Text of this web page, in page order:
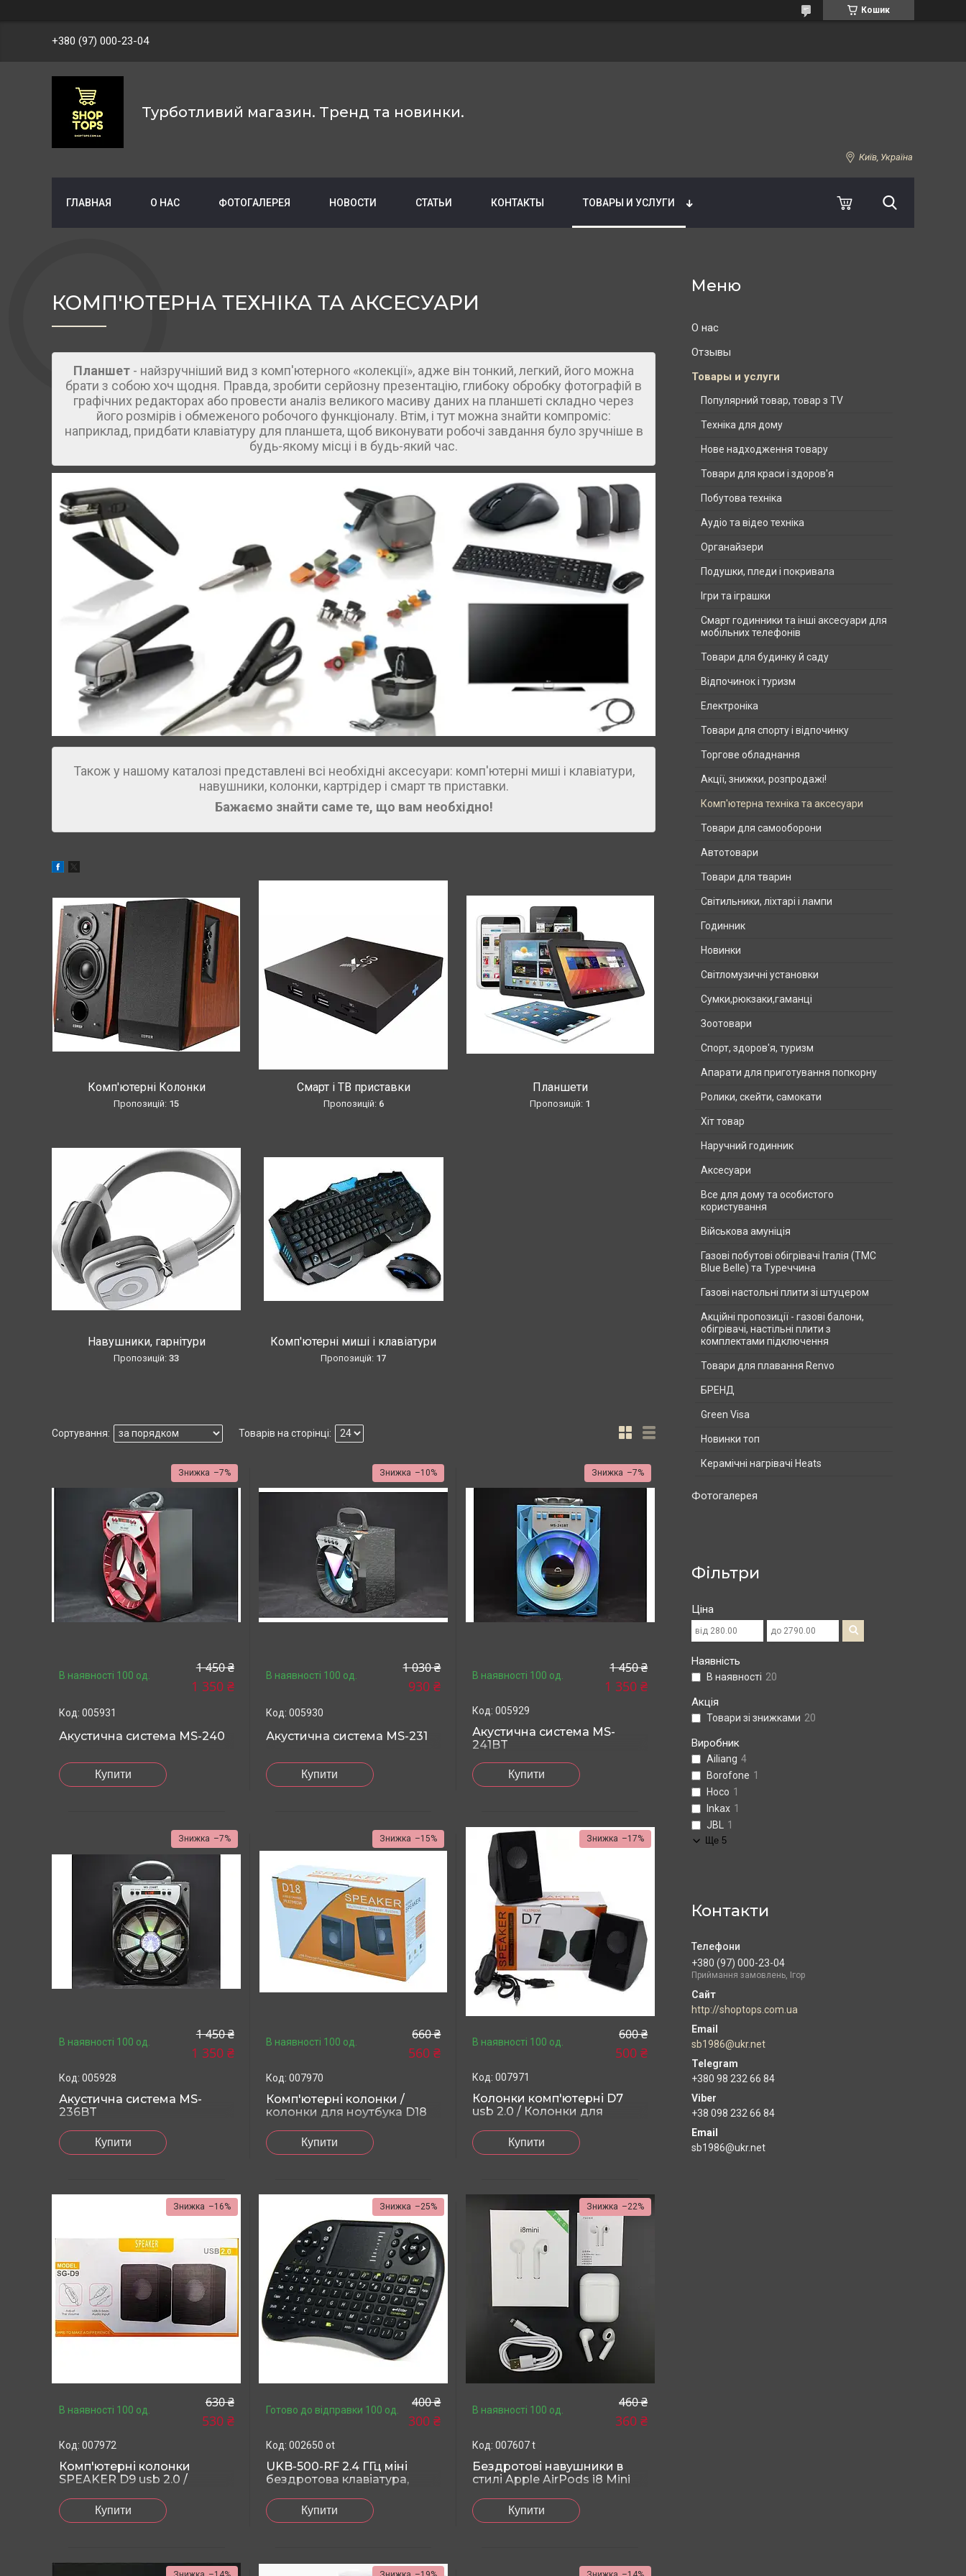
Кошик
+380 (97) 000-23-04
Турботливий магазин. Тренд та новинки.
Київ, Україна
ГЛАВНАЯ О НАС ФОТОГАЛЕРЕЯ НОВОСТИ СТАТЬИ КОНТАКТЫ ТОВАРЫ И УСЛУГИ
О нас
Отзывы
Товары и услуги
Популярний товар, товар з TV
Техніка для дому
Нове надходження товару
Товари для краси і здоров'я
Побутова техніка
Аудіо та відео техніка
Органайзери
Подушки, пледи і покривала
Ігри та іграшки
Смарт годинники та інші аксесуари для
мобільних телефонів
Товари для будинку й саду
Відпочинок і туризм
Електроніка
Товари для спорту і відпочинку
Торгове обладнання
Акції, знижки, розпродажі!
Комп'ютерна техніка та аксесуари
Товари для самооборони
Автотовари
Товари для тварин
Світильники, ліхтарі і лампи
Годинник
Новинки
Світломузичні установки
Сумки,рюкзаки,гаманці
Зоотовари
Спорт, здоров'я, туризм
Апарати для приготування попкорну
Ролики, скейти, самокати
Хіт товар
Наручний годинник
Аксесуари
Все для дому та особистого
користування
Військова амуніція
Газові побутові обігрівачі Італія (ТМС
Blue Belle) та Туреччина
Газові настольні плити зі штуцером
Акційні пропозиції - газові балони,
обігрівачі, настільні плити з
комплектами підключення
Товари для плавання Renvo
БРЕНД
Green Visa
Новинки топ
Керамічні нагрівачі Heats
Фотогалерея
Фільтри
Ціна
Наявність
В наявності 20
Акція
Товари зі знижками 20
Виробник
Ailiang 4
Borofone 1
Hoco 1
Inkax 1
JBL 1
Ще 5
Контакти
+380 (97) 000-23-04
Приймання замовлень, Ігор
http://shoptops.com.ua
sb1986@ukr.net
+380 98 232 66 84
+38 098 232 66 84
Email
sb1986@ukr.net
КОМП'ЮТЕРНА ТЕХНІКА ТА АКСЕСУАРИ
Планшет - найзручніший вид з комп'ютерного «колекції», адже він тонкий, легкий, його можна
брати з собою хоч щодня. Правда, зробити серйозну презентацію, глибоку обробку фотографій в
графічних редакторах або провести аналіз великого масиву даних на планшеті складно через
його розмірів і обмеженого робочого функціоналу. Втім, і тут можна знайти компроміс:
наприклад, придбати клавіатуру для планшета, щоб виконувати робочі завдання було зручніше в
будь-якому місці і в будь-який час.
Також у нашому каталозі представлені всі необхідні аксесуари: комп'ютерні миші і клавіатури,
навушники, колонки, картрідер і смарт тв приставки.
Бажаємо знайти саме те, що вам необхідно!
Комп'ютерні Колонки
15
Смарт і ТВ приставки
6
Планшети
1
Навушники, гарнітури
33
Комп'ютерні миші і клавіатури
17
–7%
В наявності 100 од. 1 450 ₴
1 350 ₴
005931
Акустична система MS-240
Купити
–10%
В наявності 100 од. 1 030 ₴
930 ₴
005930
Акустична система MS-231
Купити
–7%
В наявності 100 од. 1 450 ₴
1 350 ₴
005929
Акустична система MS-
241BT
Купити
–7%
В наявності 100 од. 1 450 ₴
1 350 ₴
005928
Акустична система MS-
236BT
Купити
–15%
В наявності 100 од. 660 ₴
560 ₴
007970
Комп'ютерні колонки /
колонки для ноутбука D18
Купити
–17%
В наявності 100 од. 600 ₴
500 ₴
007971
Колонки комп'ютерні D7
usb 2.0 / Колонки для
Купити
–16%
В наявності 100 од. 630 ₴
530 ₴
007972
Комп'ютерні колонки
SPEAKER D9 usb 2.0 /
Купити
–25%
Готово до відправки 100 од. 400 ₴
300 ₴
002650 ot
UKB-500-RF 2.4 ГГц міні
бездротова клавіатура,
розкладка
Купити
–22%
В наявності 100 од. 460 ₴
360 ₴
007607 t
Бездротові навушники в
стилі Apple AirPods i8 Mini
Купити